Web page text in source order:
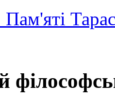
Пам'яті